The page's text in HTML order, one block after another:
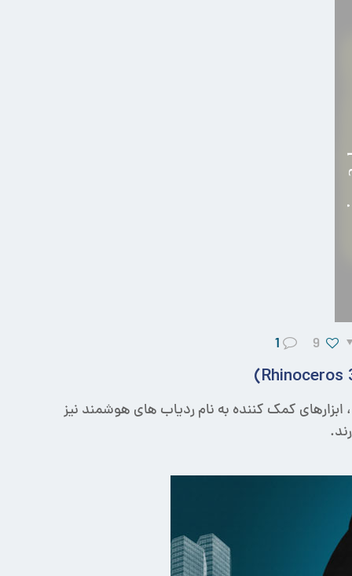
9
1
ابزارهای کمک کننده به نام ردیاب های هوشمند نیز